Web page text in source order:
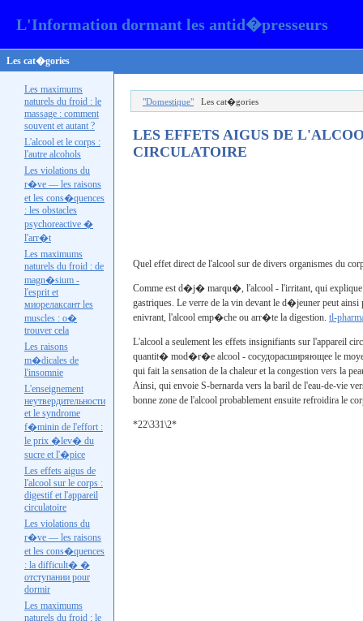
L'Information dormant les antid�presseurs
Les cat�gories
Les maximums
naturels du froid : le
massage : comment
souvent et autant ?
L'alcool et le corps :
l'autre alcohols
Les violations du
r�ve — les raisons
et les cons�quences
: les obstacles
psychoreactive �
l'arr�t
Les maximums
naturels du froid : de
magn�sium -
l'esprit et
миорелаксант les
muscles : o�
trouver cela
Les raisons
m�dicales de
l'insomnie
L'enseignement
неутвердительности
et le syndrome
f�minin de l'effort :
le prix �lev� du
sucre et l'�pice
Les effets aigus de
l'alcool sur le corps :
digestif et l'appareil
circulatoire
Les violations du
r�ve — les raisons
et les cons�quences
: la difficult� �
отступании pour
dormir
Les maximums
naturels du froid : le
"Domestique" Les cat�gories
LES EFFETS AIGUS DE
CIRCULATOIRE
Quel effet direct de l'alcool sur de divers organismes du
Comme est d�j� marqu�, l'alcool - l'irritant, qui explique
gastriques. Le verre de la vin devant le d�jeuner peut
enivrant, l'alcool emp�che ou arr�te la digestion. tl-
L'alcool a seulement les effets insignifiants sur l'appareil
quantit� mod�r�e alcool - сосудорасширяющее le
qui fait la sensation de la chaleur et la congestion vers la
Ainsi, qui envoie S-bernarda vers la baril de l'eau-de-vie
bonne zone de l'alcool probablement ensuite refroidira le
*22\331\2*